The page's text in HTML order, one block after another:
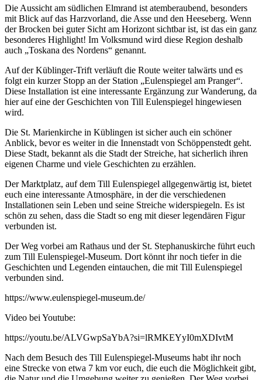
Die Aussicht am südlichen Elmrand ist atemberaubend, besonders
mit Blick auf das Harzvorland, die Asse und den Heeseberg. Wenn
der Brocken bei guter Sicht am Horizont sichtbar ist, ist das ein ganz
besonderes Highlight! Im Volksmund wird diese Region deshalb
auch „Toskana des Nordens“ genannt.
Auf der Küblinger-Trift verläuft die Route weiter talwärts und es
folgt ein kurzer Stopp an der Station „Eulenspiegel am Pranger“.
Diese Installation ist eine interessante Ergänzung zur Wanderung, da
hier auf eine der Geschichten von Till Eulenspiegel hingewiesen
wird.
Die St. Marienkirche in Küblingen ist sicher auch ein schöner
Anblick, bevor es weiter in die Innenstadt von Schöppenstedt geht.
Diese Stadt, bekannt als die Stadt der Streiche, hat sicherlich ihren
eigenen Charme und viele Geschichten zu erzählen.
Der Marktplatz, auf dem Till Eulenspiegel allgegenwärtig ist, bietet
euch eine interessante Atmosphäre, in der die verschiedenen
Installationen sein Leben und seine Streiche widerspiegeln. Es ist
schön zu sehen, dass die Stadt so eng mit dieser legendären Figur
verbunden ist.
Der Weg vorbei am Rathaus und der St. Stephanuskirche führt euch
zum Till Eulenspiegel-Museum. Dort könnt ihr noch tiefer in die
Geschichten und Legenden eintauchen, die mit Till Eulenspiegel
verbunden sind.
https://www.eulenspiegel-museum.de/
Video bei Youtube:
https://youtu.be/ALVGwpSaYbA?si=lRMKEYyI0mXDIvtM
Nach dem Besuch des Till Eulenspiegel-Museums habt ihr noch
eine Strecke von etwa 7 km vor euch, die euch die Möglichkeit gibt,